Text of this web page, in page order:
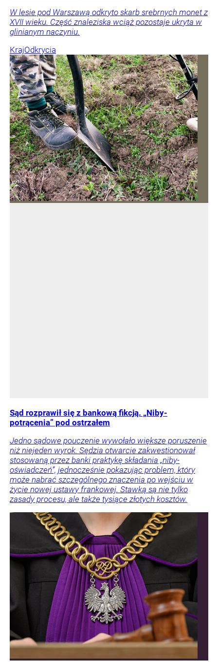
W lesie pod Warszawą odkryto skarb srebrnych monet z
XVII wieku. Część znaleziska wciąż pozostaje ukryta w
glinianym naczyniu.
KrajOdkrycia
Sąd rozprawił się z bankową fikcją. „Niby-
potrącenia” pod ostrzałem
Jedno sądowe pouczenie wywołało większe poruszenie
niż niejeden wyrok. Sędzia otwarcie zakwestionował
stosowaną przez banki praktykę składania „niby-
oświadczeń”, jednocześnie pokazując problem, który
może nabrać szczególnego znaczenia po wejściu w
życie nowej ustawy frankowej. Stawką są nie tylko
zasady procesu, ale także tysiące złotych kosztów.